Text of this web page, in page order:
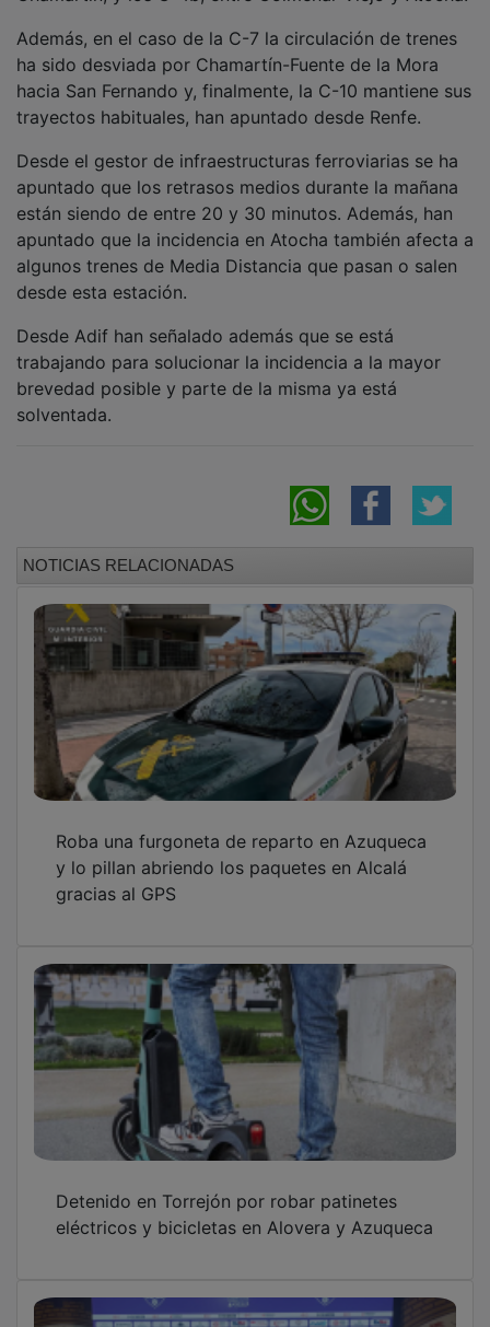
ha sido desviada por Chamartín-Fuente de la Mora
hacia San Fernando y, finalmente, la C-10 mantiene sus
trayectos habituales, han apuntado desde Renfe.
apuntado que los retrasos medios durante la mañana
están siendo de entre 20 y 30 minutos. Además, han
apuntado que la incidencia en Atocha también afecta a
algunos trenes de Media Distancia que pasan o salen
desde esta estación.
trabajando para solucionar la incidencia a la mayor
brevedad posible y parte de la misma ya está
solventada.
y lo pillan abriendo los paquetes en Alcalá
gracias al GPS
eléctricos y bicicletas en Alovera y Azuqueca